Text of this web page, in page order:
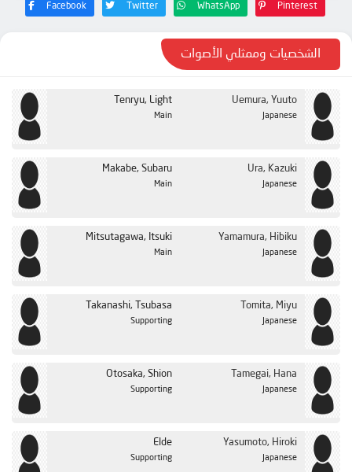
Facebook Twitter WhatsApp Pinterest
الشخصيات وممثلي الأصوات
Tenryu, Light
Main
Uemura, Yuuto
Japanese
Makabe, Subaru
Main
Ura, Kazuki
Japanese
Mitsutagawa, Itsuki
Main
Yamamura, Hibiku
Japanese
Takanashi, Tsubasa
Supporting
Tomita, Miyu
Japanese
Otosaka, Shion
Supporting
Tamegai, Hana
Japanese
Elde
Supporting
Yasumoto, Hiroki
Japanese